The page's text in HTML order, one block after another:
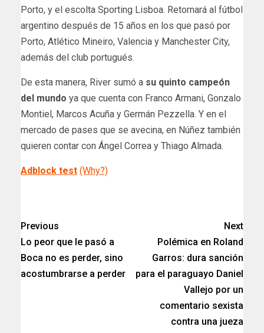
Porto, y el escolta Sporting Lisboa. Retornará al fútbol
argentino después de 15 años en los que pasó por
Porto, Atlético Mineiro, Valencia y Manchester City,
además del club portugués.
De esta manera, River sumó a su quinto campeón
del mundo ya que cuenta con Franco Armani, Gonzalo
Montiel, Marcos Acuña y Germán Pezzella. Y en el
mercado de pases que se avecina, en Núñez también
quieren contar con Ángel Correa y Thiago Almada.
Adblock test (Why?)
Previous
Lo peor que le pasó a
Boca no es perder, sino
acostumbrarse a perder
Next
Polémica en Roland
Garros: dura sanción
para el paraguayo Daniel
Vallejo por un
comentario sexista
contra una jueza